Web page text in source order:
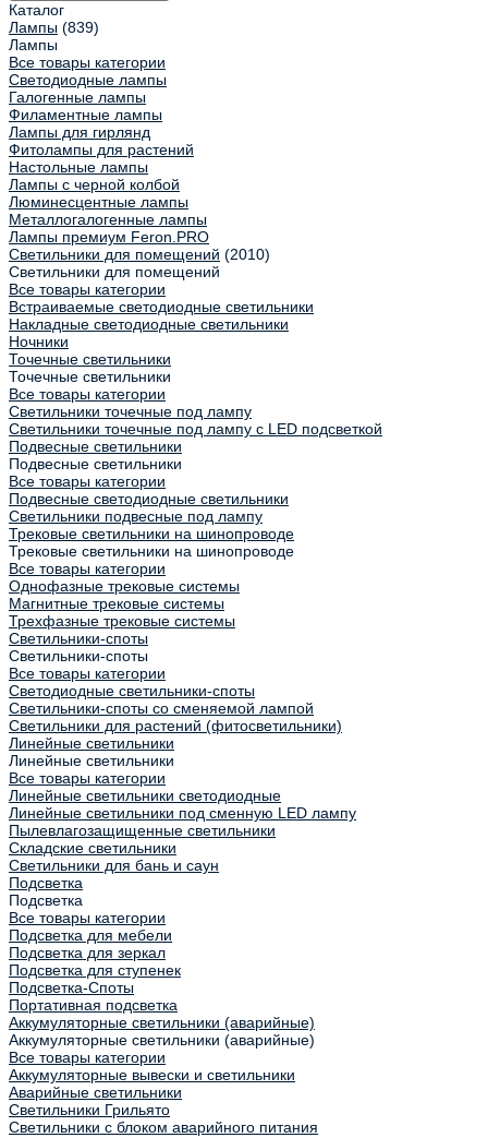
Каталог
Лампы (839)
Лампы
Все товары категории
Светодиодные лампы
Галогенные лампы
Филаментные лампы
Лампы для гирлянд
Фитолампы для растений
Настольные лампы
Лампы с черной колбой
Люминесцентные лампы
Металлогалогенные лампы
Лампы премиум Feron.PRO
Светильники для помещений (2010)
Светильники для помещений
Все товары категории
Встраиваемые светодиодные светильники
Накладные светодиодные светильники
Ночники
Точечные светильники
Точечные светильники
Все товары категории
Светильники точечные под лампу
Светильники точечные под лампу с LED подсветкой
Подвесные светильники
Подвесные светильники
Все товары категории
Подвесные светодиодные светильники
Светильники подвесные под лампу
Трековые светильники на шинопроводе
Трековые светильники на шинопроводе
Все товары категории
Однофазные трековые системы
Магнитные трековые системы
Трехфазные трековые системы
Светильники-споты
Светильники-споты
Все товары категории
Светодиодные светильники-споты
Светильники-споты со сменяемой лампой
Светильники для растений (фитосветильники)
Линейные светильники
Линейные светильники
Все товары категории
Линейные светильники светодиодные
Линейные светильники под сменную LED лампу
Пылевлагозащищенные светильники
Складские светильники
Светильники для бань и саун
Подсветка
Подсветка
Все товары категории
Подсветка для мебели
Подсветка для зеркал
Подсветка для ступенек
Подсветка-Споты
Портативная подсветка
Аккумуляторные светильники (аварийные)
Аккумуляторные светильники (аварийные)
Все товары категории
Аккумуляторные вывески и светильники
Аварийные светильники
Светильники Грильято
Светильники с блоком аварийного питания